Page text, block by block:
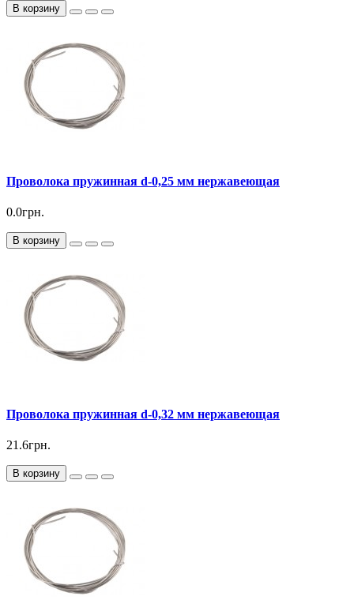
В корзину
Проволока пружинная d-0,25 мм нержавеющая
0.0грн.
В корзину
Проволока пружинная d-0,32 мм нержавеющая
21.6грн.
В корзину